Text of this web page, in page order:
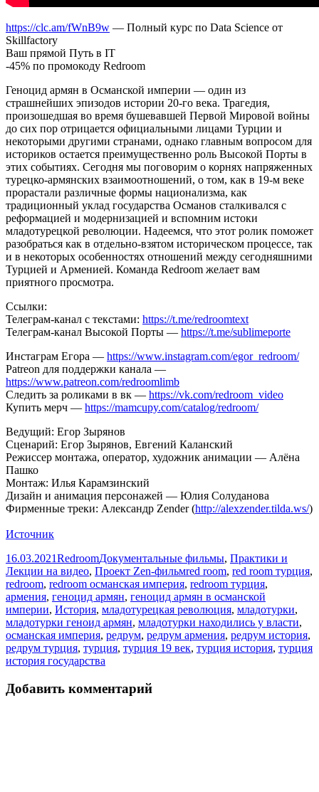
https://clc.am/fWnB9w — Полный курс по Data Science от
Skillfactory
Ваш прямой Путь в IT
-45% по промокоду Redroom
Геноцид армян в Османской империи — один из
страшнейших эпизодов истории 20-го века. Трагедия,
произошедшая во время бушевавшей Первой Мировой войны
до сих пор отрицается официальными лицами Турции и
некоторыми другими странами, однако главным вопросом для
историков остается преимущественно роль Высокой Порты в
этих событиях. Сегодня мы поговорим о корнях напряженных
турецко-армянских взаимоотношений, о том, как в 19-м веке
прорастали различные формы национализма, как
традиционный уклад государства Османов сталкивался с
реформацией и модернизацией и вспомним истоки
младотурецкой революции. Надеемся, что этот ролик поможет
разобраться как в отдельно-взятом историческом процессе, так
и в некоторых особенностях отношений между сегодняшними
Турцией и Арменией. Команда Redroom желает вам
приятного просмотра.
Ссылки:
Телеграм-канал с текстами: https://t.me/redroomtext
Телеграм-канал Высокой Порты — https://t.me/sublimeporte
Инстаграм Егора — https://www.instagram.com/egor_redroom/
Patreon для поддержки канала —
https://www.patreon.com/redroomlimb
Следить за роликами в вк — https://vk.com/redroom_video
Купить мерч — https://mamcupy.com/catalog/redroom/
Ведущий: Егор Зырянов
Сценарий: Егор Зырянов, Евгений Каланский
Режиссер монтажа, оператор, художник анимации — Алёна
Пашко
Монтаж: Илья Карамзинский
Дизайн и анимация персонажей — Юлия Солуданова
Фирменные треки: Александр Zender (http://alexzender.tilda.ws/​)
Источник
Опубликовано
16.03.2021Автор
RedroomРубрики
Документальные фильмы, Практики и
Лекции на видео, Проект Zen-фильмМетки
red room, red room турция,
redroom, redroom османская империя, redroom турция,
армения, геноцид армян, геноцид армян в османской
империи, История, младотурецкая революция, младотурки,
младотурки геноид армян, младотурки находились у власти,
османская империя, редрум, редрум армения, редрум история,
редрум турция, турция, турция 19 век, турция история, турция
история государства
Добавить комментарий